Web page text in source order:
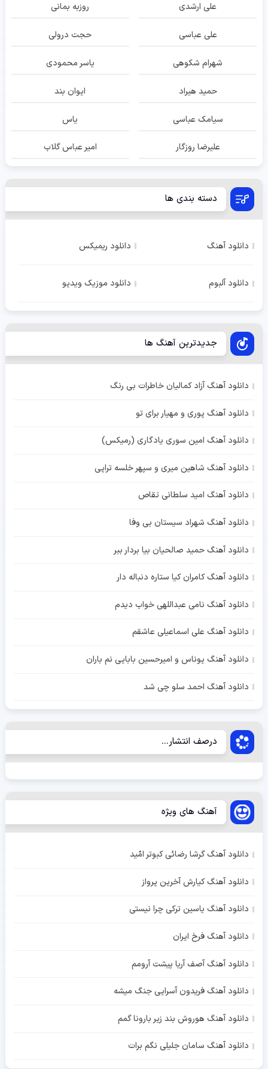
علی ارشدی روزبه بمانی
علی عباسی حجت درولی
شهرام شکوهی یاسر محمودی
حمید هیراد ایوان بند
سیامک عباسی یاس
علیرضا روزگار امیر عباس گلاب
دسته بندی ها
دانلود آهنگ دانلود ریمیکس
دانلود آلبوم دانلود موزیک ویدیو
جدیدترین آهنگ ها
دانلود آهنگ آزاد کمالیان خاطرات بی رنگ
دانلود آهنگ پوری و مهیار برای تو
دانلود آهنگ امین سوری یادگاری (رمیکس)
دانلود آهنگ شاهین میری و سپهر خلسه تراپی
دانلود آهنگ امید سلطانی تقاص
دانلود آهنگ شهراد سیستان بی وفا
دانلود آهنگ حمید صالحیان بیا بردار ببر
دانلود آهنگ کامران کیا ستاره دنباله دار
دانلود آهنگ نامی عبداللهی خواب دیدم
دانلود آهنگ علی اسماعیلی عاشقم
دانلود آهنگ یوناس و امیرحسین بابایی نم باران
دانلود آهنگ احمد سلو چی شد
درصف انتشار...
آهنگ های ویژه
دانلود آهنگ گرشا رضائی کبوتر امّید
دانلود آهنگ کیارش آخرین پرواز
دانلود آهنگ یاسین ترکی چرا نیستی
دانلود آهنگ فرخ ایران
دانلود آهنگ آصف آریا پیشت آرومم
دانلود آهنگ فریدون آسرایی جنگ میشه
دانلود آهنگ هوروش بند زیر بارونا گمم
دانلود آهنگ سامان جلیلی نگم برات